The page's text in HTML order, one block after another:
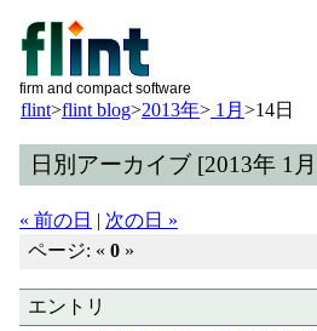
firm and compact software
flint>flint blog>2013年> 1月 >14日
日別アーカイブ [2013年 1
« 前の日 | 次の日 »
ページ: «0 »
エントリ